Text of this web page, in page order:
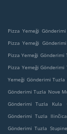
Pizza Yemeği
Pizza Yemeği
Pizza Yemeği
Pizza Yemeği Gönderimi
Yemeği Gönderimi Tuzla
Gönderimi Tuzla Nove
Gönderimi Tuzla Kula
Gönderimi Tuzla Ilinčica
Gönderimi Tuzla Stupine